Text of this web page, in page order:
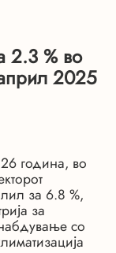
2.3 % во
2025
година, во
за 6.8 %,
за
со